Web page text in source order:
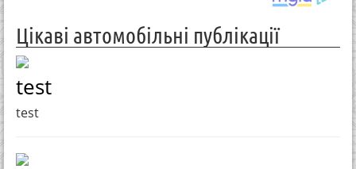
Цікаві автомобільні публікації
test
test